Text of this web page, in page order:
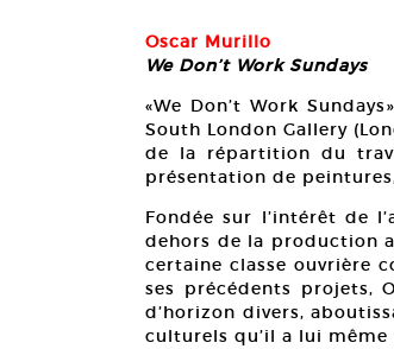
Oscar Murillo
We Don’t Work Sundays
«We Don’t Work
South London Gallery
de la répartition du
présentation de
Fondée sur l’intérêt de
dehors de la production
certaine classe ouvrière
ses précédents projets,
d’horizon divers,
culturels qu’il a lui même